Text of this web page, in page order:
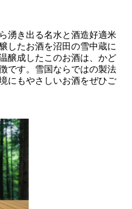
湧き出る名水と酒造好適米
したお酒を沼田の雪中蔵に
醸成したこのお酒は、かど
です。雪国ならではの製法
にもやさしいお酒をぜひご